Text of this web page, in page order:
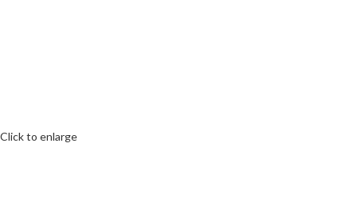
Click to enlarge